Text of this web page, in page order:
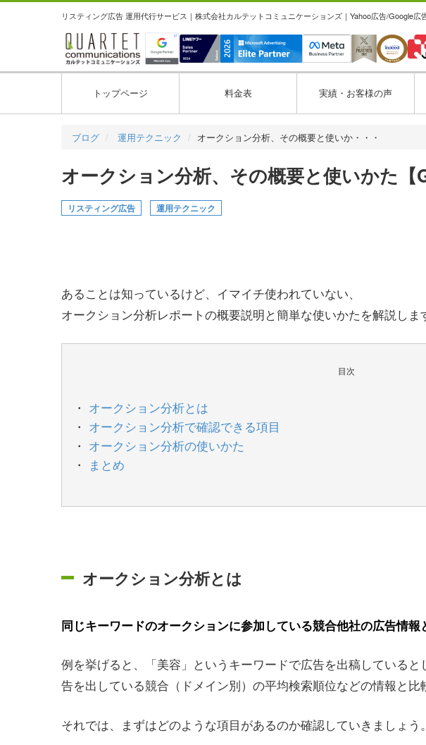
リスティング広告 運用代行サービス｜株式会社カルテットコミュニケーションズ｜Yahoo広告/Google広
トップページ 料金表 実績・お客様の声
ブログ 運用テクニック オークション分析、その概要と使いか・・・
オークション分析、その概要と使いかた【
リスティング広告 運用テクニック
あることは知っているけど、イマイチ使われていない、
オークション分析レポートの概要説明と簡単な使いかたを解説しま
目次
オークション分析とは
オークション分析で確認できる項目
オークション分析の使いかた
まとめ
オークション分析とは
同じキーワードのオークションに参加している競合他社の広告情報
例を挙げると、「美容」というキーワードで広告を出稿している
告を出している競合（ドメイン別）の平均検索順位などの情報と比
それでは、まずはどのような項目があるのか確認していきましょう。